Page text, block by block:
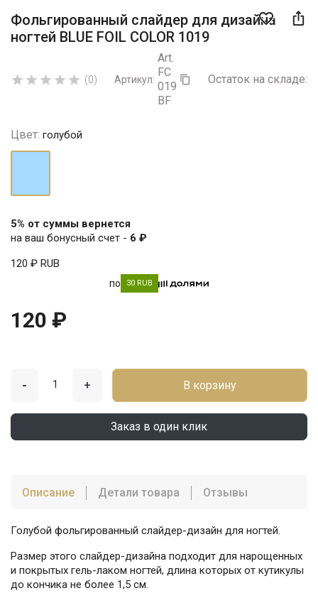
favorite_border 
Фольгированный слайдер для дизайна
ногтей BLUE FOIL COLOR 1019
     (0) Артикул:
Art.
FC
019
BF
 Остаток на складе:
Цвет: голубой
5% от суммы вернется
на ваш бонусный счет - 6 ₽
120 ₽ RUB
по 30 RUB
120 ₽
- + В корзину
Заказ в один клик
Описание Детали товара Отзывы
Голубой фольгированный слайдер-дизайн для ногтей.
Размер этого слайдер-дизайна подходит для нарощенных
и покрытых гель-лаком ногтей, длина которых от кутикулы
до кончика не более 1,5 см.